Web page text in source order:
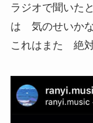
ラジオで聞いた
は 気のせいかな
これはまた 絶